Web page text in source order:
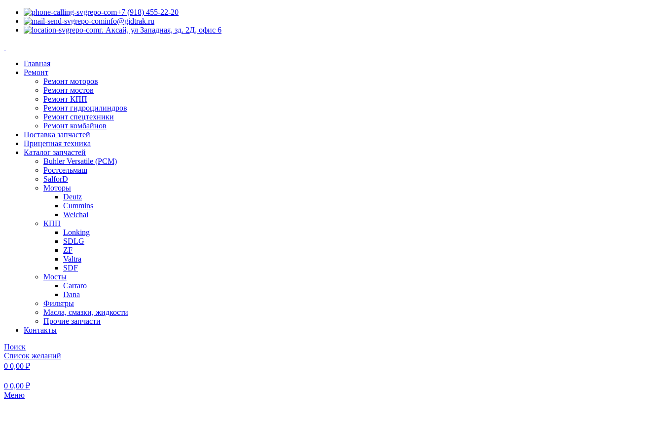
+7 (918) 455-22-20
info@gidtrak.ru
г. Аксай, ул Западная, зд. 2Д, офис 6
Главная
Ремонт
Ремонт моторов
Ремонт мостов
Ремонт КПП
Ремонт гидроцилиндров
Ремонт спецтехники
Ремонт комбайнов
Поставка запчастей
Прицепная техника
Каталог запчастей
Buhler Versatile (РСМ)
Ростсельмаш
SalforD
Моторы
Deutz
Cummins
Weichai
КПП
Lonking
SDLG
ZF
Valtra
SDF
Мосты
Carraro
Dana
Фильтры
Масла, смазки, жидкости
Прочие запчасти
Контакты
Поиск
Список желаний
0 0,00 ₽
0 0,00 ₽
Меню